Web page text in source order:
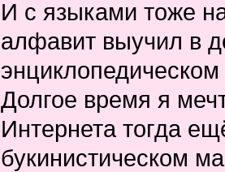
И с языками тоже
алфавит выучил в
Долгое время я
Интернета тогда
букинистическом